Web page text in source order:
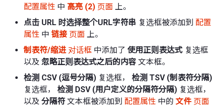
配置属性 中 高亮 (2) 页面 上。
点击 URL 时选择整个URL字符串 复选框被添加到 配置
属性 中 链接 页面 上。
制表符/缩进 对话框 中添加了 使用正则表达式 复选框
以及 忽略正则表达式之后的内容 文本框。
检测 CSV (逗号分隔) 复选框， 检测 TSV (制表符分隔)
复选框， 检测 DSV (用户定义的分隔符分隔) 复选框，
以及 分隔符 文本框被添加到 配置属性 中的 文件 页面